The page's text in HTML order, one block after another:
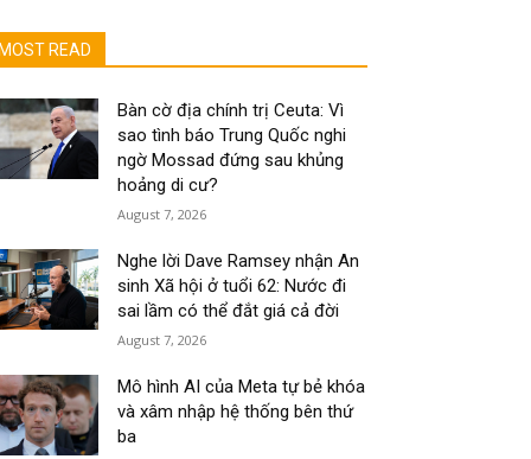
MOST READ
Bàn cờ địa chính trị Ceuta: Vì
sao tình báo Trung Quốc nghi
ngờ Mossad đứng sau khủng
hoảng di cư?
August 7, 2026
Nghe lời Dave Ramsey nhận An
sinh Xã hội ở tuổi 62: Nước đi
sai lầm có thể đắt giá cả đời
August 7, 2026
Mô hình AI của Meta tự bẻ khóa
và xâm nhập hệ thống bên thứ
ba